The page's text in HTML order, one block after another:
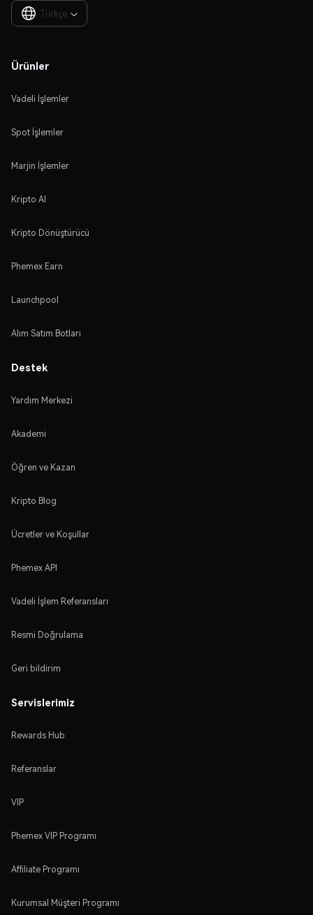
Türkçe 
Ürünler
Vadeli İşlemler
Spot İşlemler
Marjin İşlemler
Kripto Al
Kripto Dönüştürücü
Phemex Earn
Launchpool
Alım Satım Botları
Destek
Yardım Merkezi
Akademi
Öğren ve Kazan
Kripto Blog
Ücretler ve Koşullar
Phemex API
Vadeli İşlem Referansları
Resmi Doğrulama
Geri bildirim
Servislerimiz
Rewards Hub
Referanslar
VIP
Phemex VIP Programı
Affiliate Programı
Kurumsal Müşteri Programı